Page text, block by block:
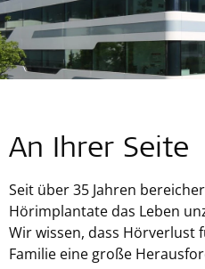
An Ihrer Seite
Seit über 35 Jahren
Hörimplantate das Leben
Wir wissen, dass Hörverlust
Familie eine große